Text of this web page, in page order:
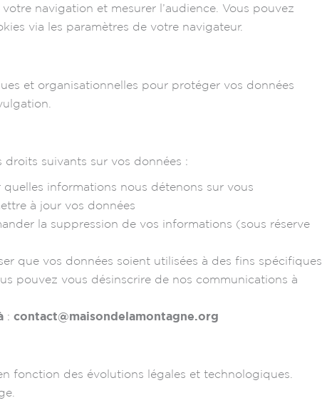
navigation et mesurer l’audience. Vous pouvez
via les paramètres de votre navigateur.
et organisationnelles pour protéger vos données
droits suivants sur vos données :
informations nous détenons sur vous
à jour vos données
la suppression de vos informations (sous réserve
que vos données soient utilisées à des fins spécifiques
pouvez vous désinscrire de nos communications à
:contact@maisondelamontagne.org
fonction des évolutions légales et technologiques.